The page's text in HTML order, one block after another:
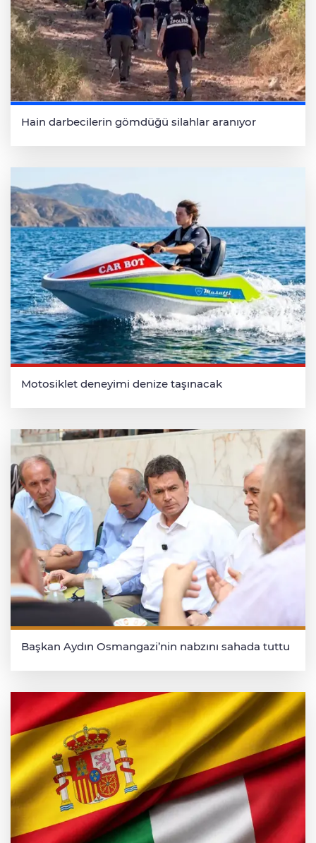
Hain darbecilerin gömdüğü silahlar aranıyor
Motosiklet deneyimi denize taşınacak
Başkan Aydın Osmangazi’nin nabzını sahada tuttu